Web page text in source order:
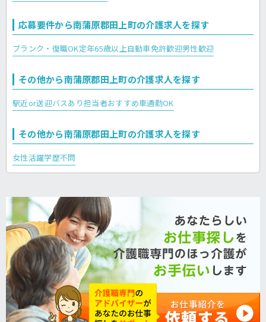
応募要件から南蒲原郡田上町の介護求人を探す
ブランク・復職OK定年65歳以上自動車免許歓迎男性歓迎
その他から南蒲原郡田上町の介護求人を探す
駅近or送迎バスあり担当者おすすめ車通勤OK
その他から南蒲原郡田上町の介護求人を探す
女性活躍学歴不問